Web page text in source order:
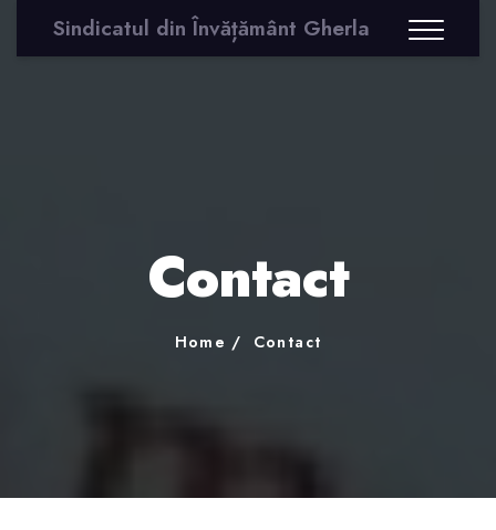
Sindicatul din Învățământ Gherla
Contact
Home Contact